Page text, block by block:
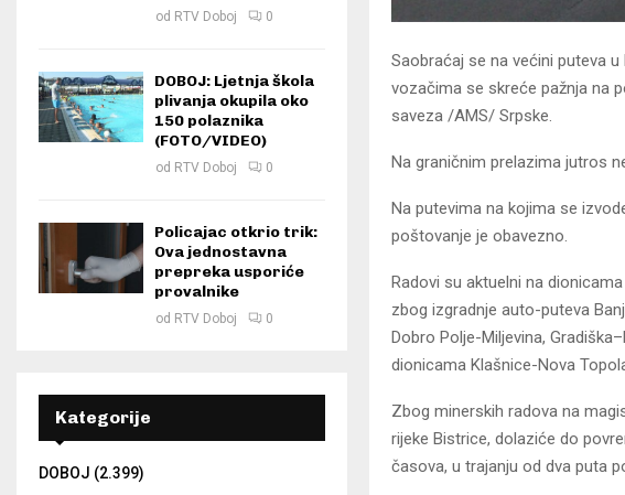
Saobraćaj se na većini puteva
vozačima se skreće pažnja na
saveza /AMS/ Srpske.
Na graničnim prelazima jutros
Na putevima na kojima se
poštovanje je obavezno.
Radovi su aktuelni na
zbog izgradnje auto-puteva
Dobro Polje-Miljevina,
dionicama Klašnice-Nova
Zbog minerskih radova na
rijeke Bistrice, dolaziće do
časova, u trajanju od dva puta
od RTV Doboj 0
DOBOJ: Ljetnja škola
plivanja okupila oko
150 polaznika
(FOTO/VIDEO)
od RTV Doboj 0
Policajac otkrio trik:
Ova jednostavna
prepreka usporiće
provalnike
od RTV Doboj 0
Kategorije
DOBOJ (2.399)